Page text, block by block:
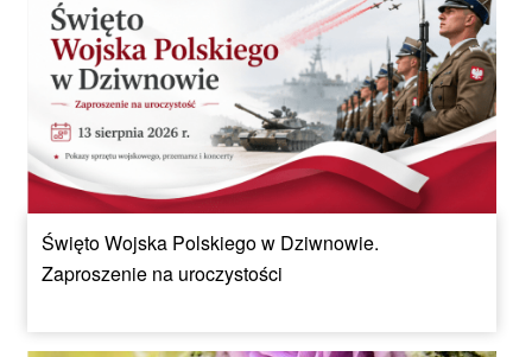
Święto Wojska Polskiego w Dziwnowie.
Zaproszenie na uroczystości